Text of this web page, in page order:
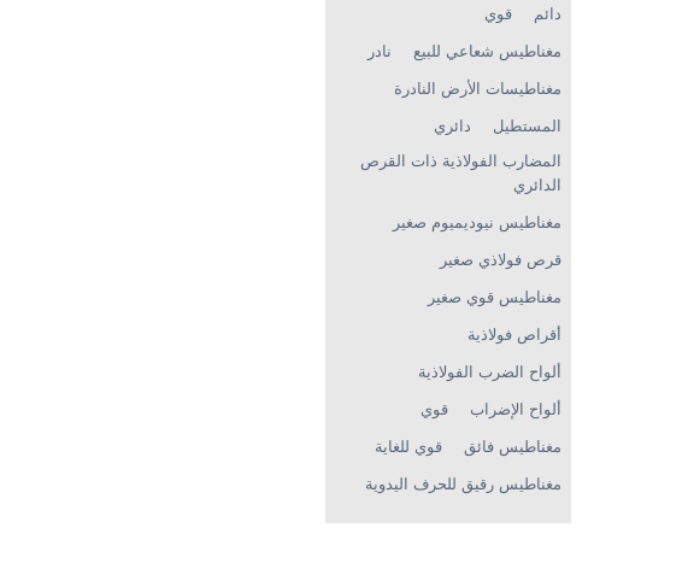
دائم قوي
مغناطيس شعاعي للبيع نادر
مغناطيسات الأرض النادرة
المستطيل
دائري
المضارب الفولاذية ذات القرص
الدائري
مغناطيس نيوديميوم صغير
قرص فولاذي صغير
مغناطيس قوي صغير
أقراص فولاذية
ألواح الضرب الفولاذية
ألواح الإضراب قوي
مغناطيس فائق قوي للغاية
مغناطيس رقيق للحرف اليدوية